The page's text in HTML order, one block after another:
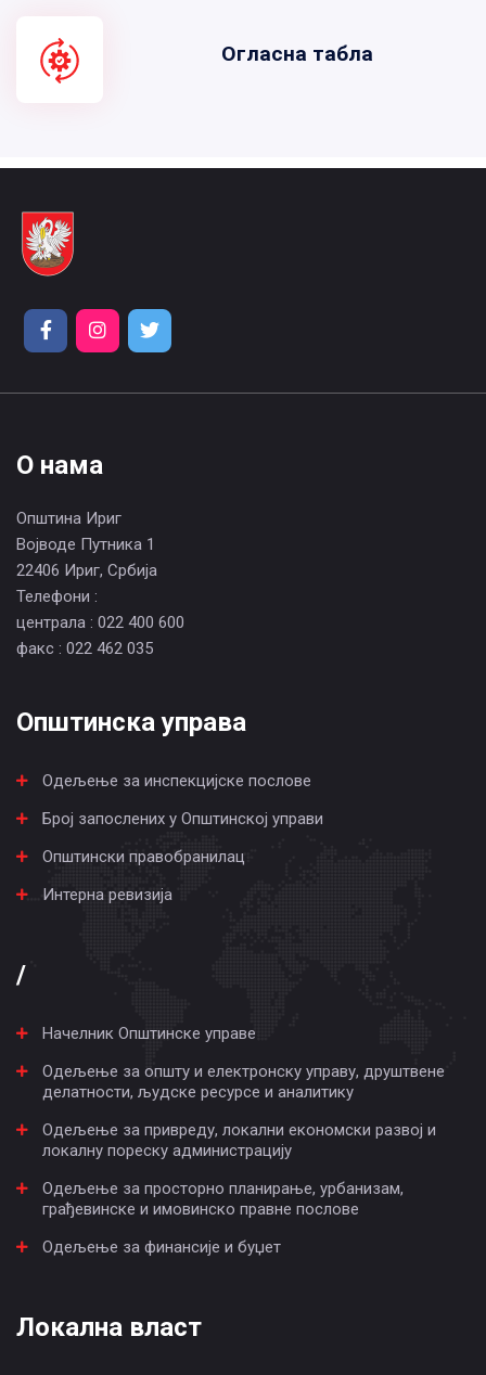
Огласна табла
О нама
Општина Ириг
Војводе Путника 1
22406 Ириг, Србија
Телефони :
централа : 022 400 600
факс : 022 462 035
Општинска управа
Одељење за инспекцијске послове
Број запослених у Општинској управи
Општински правобранилац
Интерна ревизија
/
Начелник Општинске управе
Одељење за општу и електронску управу, друштвене
делатности, људске ресурсе и аналитику
Одељење за привреду, локални економски развој и
локалну пореску администрацију
Одељење за просторно планирање, урбанизам,
грађевинске и имовинско правне послове
Одељење за финансије и буџет
Локална власт